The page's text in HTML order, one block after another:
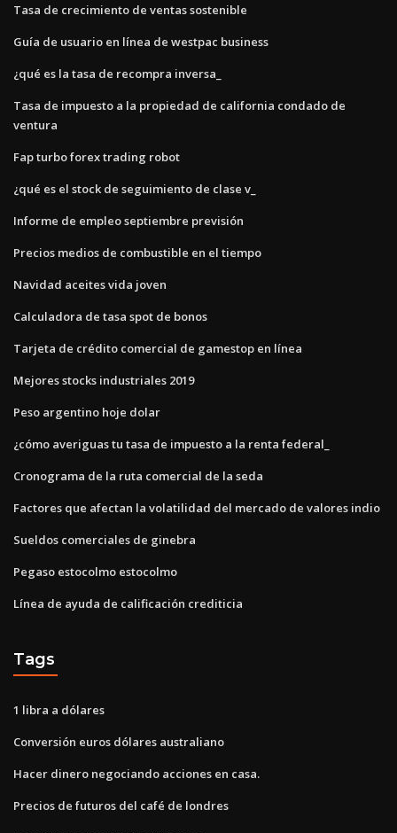
Tasa de crecimiento de ventas sostenible
Guía de usuario en línea de westpac business
¿qué es la tasa de recompra inversa_
Tasa de impuesto a la propiedad de california condado de
ventura
Fap turbo forex trading robot
¿qué es el stock de seguimiento de clase v_
Informe de empleo septiembre previsión
Precios medios de combustible en el tiempo
Navidad aceites vida joven
Calculadora de tasa spot de bonos
Tarjeta de crédito comercial de gamestop en línea
Mejores stocks industriales 2019
Peso argentino hoje dolar
¿cómo averiguas tu tasa de impuesto a la renta federal_
Cronograma de la ruta comercial de la seda
Factores que afectan la volatilidad del mercado de valores indio
Sueldos comerciales de ginebra
Pegaso estocolmo estocolmo
Línea de ayuda de calificación crediticia
Tags
1 libra a dólares
Conversión euros dólares australiano
Hacer dinero negociando acciones en casa.
Precios de futuros del café de londres